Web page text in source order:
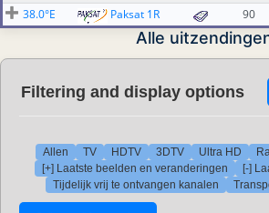
38.0°E
Paksat 1R 90
Alle
Filtering and display options
Allen TV HDTV 3DTV Ultra HD
[+] Laatste beelden en veranderingen
[-]
Tijdelijk vrij te ontvangen kanalen